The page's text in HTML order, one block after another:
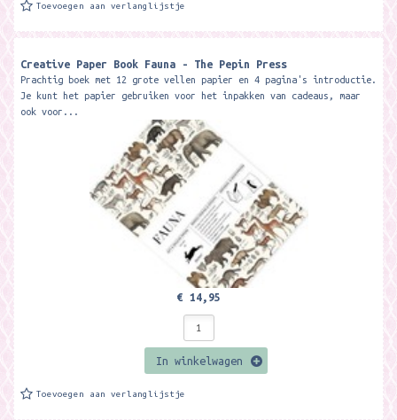
Toevoegen aan verlanglijstje
Creative Paper Book Fauna - The Pepin Press
Prachtig boek met 12 grote vellen papier en 4 pagina's introductie.
Je kunt het papier gebruiken voor het inpakken van cadeaus, maar
ook voor...
€ 14,95
In winkelwagen
Toevoegen aan verlanglijstje